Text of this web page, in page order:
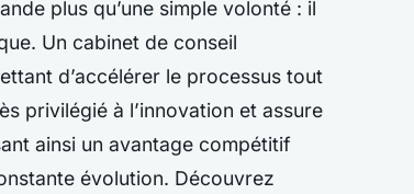
plus qu’une simple volonté : il
Un cabinet de conseil
d’accélérer le processus tout
privilégié à l’innovation et assure
ainsi un avantage compétitif
évolution. Découvrez